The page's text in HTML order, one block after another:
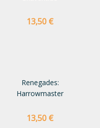
Preço
13,50 €
Renegades:
Harrowmaster
Preço
13,50 €